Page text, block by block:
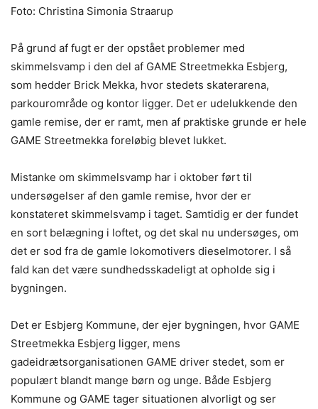
Foto: Christina Simonia Straarup
På grund af fugt er der opstået problemer med
skimmelsvamp i den del af GAME Streetmekka Esbjerg,
som hedder Brick Mekka, hvor stedets skaterarena,
parkourområde og kontor ligger. Det er udelukkende den
gamle remise, der er ramt, men af praktiske grunde er hele
GAME Streetmekka foreløbig blevet lukket.
Mistanke om skimmelsvamp har i oktober ført til
undersøgelser af den gamle remise, hvor der er
konstateret skimmelsvamp i taget. Samtidig er der fundet
en sort belægning i loftet, og det skal nu undersøges, om
det er sod fra de gamle lokomotivers dieselmotorer. I så
fald kan det være sundhedsskadeligt at opholde sig i
bygningen.
Det er Esbjerg Kommune, der ejer bygningen, hvor GAME
Streetmekka Esbjerg ligger, mens
gadeidrætsorganisationen GAME driver stedet, som er
populært blandt mange børn og unge. Både Esbjerg
Kommune og GAME tager situationen alvorligt og ser